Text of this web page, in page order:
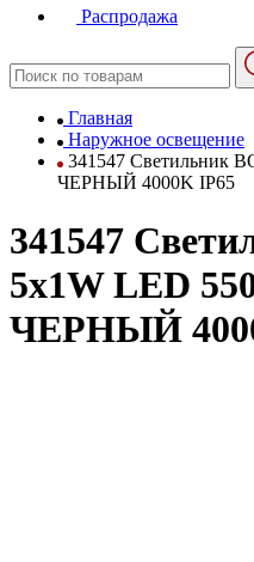
Распродажа
Главная
Наружное освещение
341547 Светильник
ЧЕРНЫЙ 4000K IP65
341547
5х1W LED
ЧЕРНЫЙ